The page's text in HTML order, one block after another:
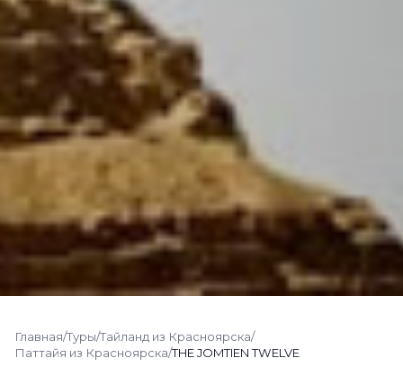
Главная/Туры/Тайланд из Красноярска/
Паттайя из Красноярска/THE JOMTIEN TWELVE